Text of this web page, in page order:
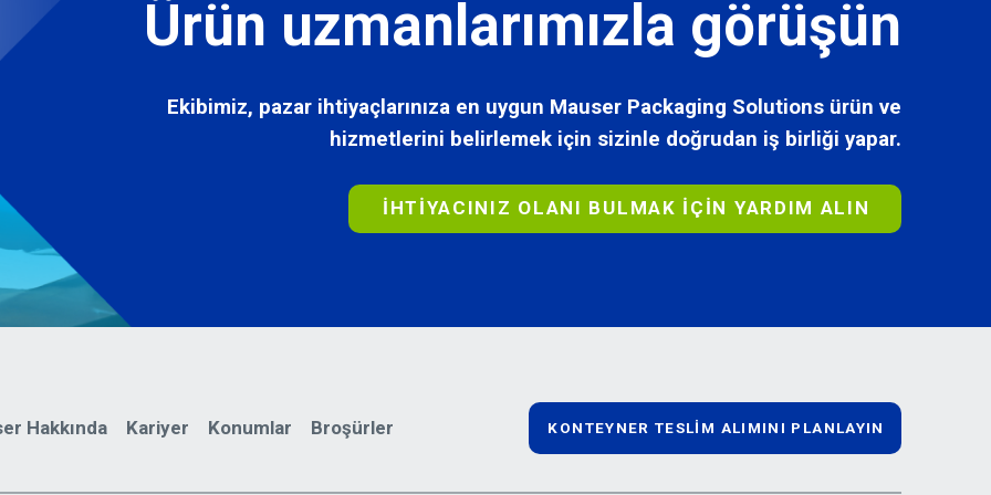
Ürün uzmanlarımızla görüşün
Ekibimiz, pazar ihtiyaçlarınıza en uygun Mauser Packaging Solutions ürün ve
hizmetlerini belirlemek için sizinle doğrudan iş birliği yapar.
İHTIYACINIZ OLANI BULMAK IÇIN YARDIM ALIN
Hakkında Kariyer Konumlar Broşürler KONTEYNER TESLİM ALIMINI PLANLAYIN